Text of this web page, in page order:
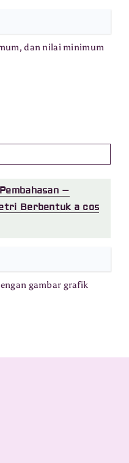
dan nilai minimum
–
Berbentuk a cos
gambar grafik